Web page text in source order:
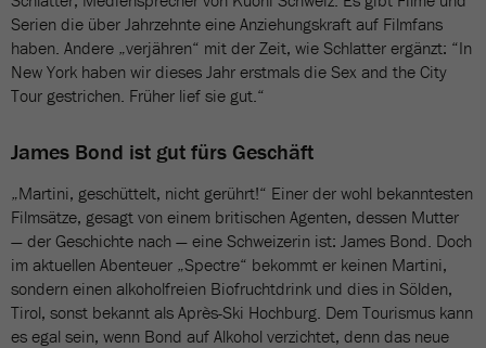
Serien die über Jahrzehnte eine Anziehungskraft auf Filmfans
haben. Andere „verjähren“ mit der Zeit, wie Schlatter ergänzt: “In
New York haben wir dieses Jahr erstmals die Sex and the City
Tour gestrichen. Früher lief sie gut.“
James Bond ist gut fürs Geschäft
„Martini, geschüttelt, nicht gerührt!“ Einer der wohl bekanntesten
Filmsätze, gesagt von einem britischen Agenten, dessen Mutter
— der Geschichte nach — eine Schweizerin ist: James Bond. Doch
im aktuellen Abenteuer „Spectre“ bekommt er keinen Martini,
sondern einen alkoholfreien Biofruchtdrink und dies in Sölden,
Tirol, sonst bekannt als Après-Ski Hochburg. Dem Tourismus kann
es egal sein, wenn Bond auf Alkohol verzichtet, denn das neue